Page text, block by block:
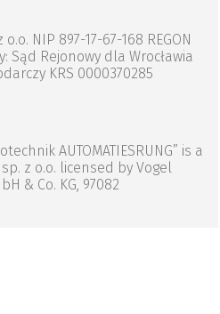
NIP 897-17-67-168 REGON
Sąd Rejonowy dla Wrocławia
KRS 0000370285
AUTOMATIESRUNG” is a
z o.o. licensed by Vogel
& Co. KG, 97082